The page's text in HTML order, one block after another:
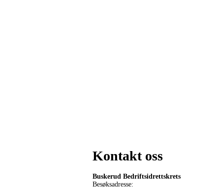
Kontakt oss
Buskerud Bedriftsidrettskrets
Besøksadresse: